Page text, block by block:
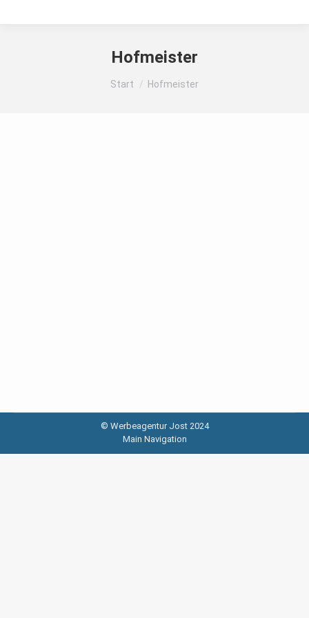
Hofmeister
Sie befinden sich hier:
Start Hofmeister
© Werbeagentur Jost 2024
Main Navigation